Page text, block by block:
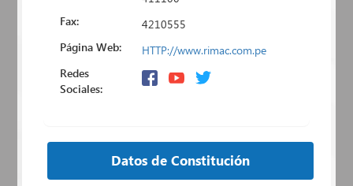
Fax:
4210555
Página Web:
HTTP://www.rimac.com.pe
Redes
Sociales:
Datos de Constitución